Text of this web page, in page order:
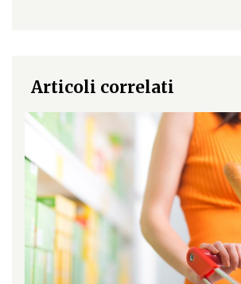
Articoli correlati